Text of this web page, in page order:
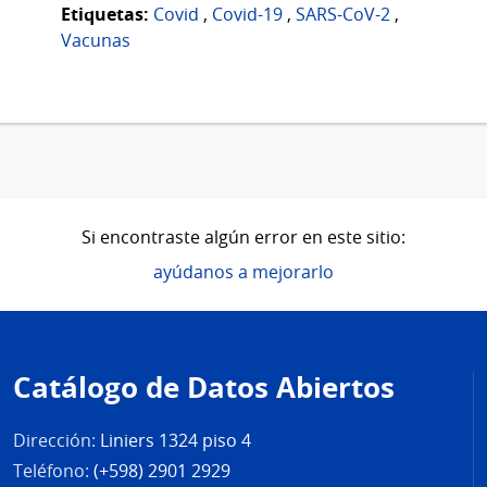
Etiquetas: Covid , Covid-19 , SARS-CoV-2 ,
Vacunas
Si encontraste algún error en este sitio:
ayúdanos a mejorarlo
de
página
Catálogo de Datos Abiertos
Dirección: Liniers 1324 piso 4
Teléfono: (+598) 2901 2929